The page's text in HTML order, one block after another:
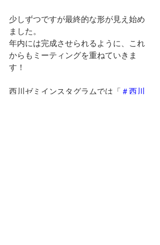
少しずつですが最終的な形が見え始め
ました。
年内には完成させられるように、これ
からもミーティングを重ねていきま
す！
西川ゼミインスタグラムでは「 ＃西川